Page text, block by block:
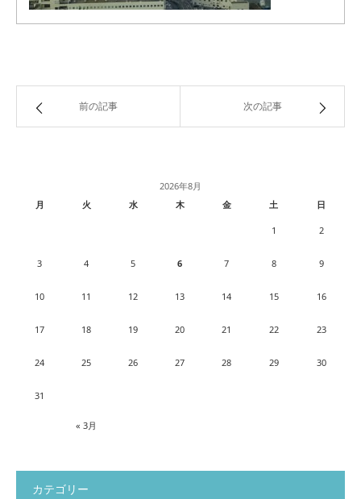
前の記事 次の記事
2026年8月
月
火 水 木 金 土 日
« 3月
1 2
3 4 5 6 7 8 9
10 11 12 13 14 15 16
17 18 19 20 21 22 23
24 25 26 27 28 29 30
31
カテゴリー